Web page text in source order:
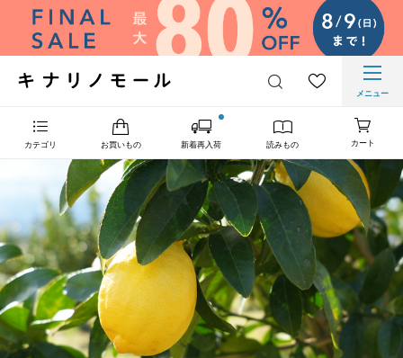
メニュー
カテゴリ お買いもの 新着再入荷 読みもの カート